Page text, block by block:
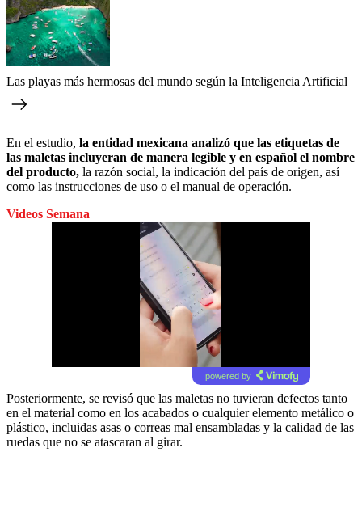
Las playas más hermosas del mundo según la Inteligencia Artificial
En el estudio, la entidad mexicana analizó que las etiquetas de
las maletas incluyeran de manera legible y en español el nombre
del producto, la razón social, la indicación del país de origen, así
como las instrucciones de uso o el manual de operación.
Videos Semana
powered by
Posteriormente, se revisó que las maletas no tuvieran defectos tanto
en el material como en los acabados o cualquier elemento metálico o
plástico, incluidas asas o correas mal ensambladas y la calidad de las
ruedas que no se atascaran al girar.